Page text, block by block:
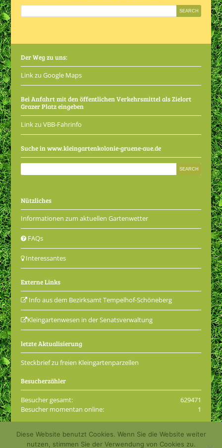
Der Weg zu uns:
Link zu Google Maps
Bei Anfahrt mit den öffentlichen Verkehrsmittel als Zielort
Grazer Platz eingeben
Link zu VBB-Fahrinfo
Suche in www.kleingartenkolonie-gruene-aue.de
Nützliches
Informationen zum aktuellen Gartenwetter
FAQs
Interessantes
Externe Links
Info aus dem Bezirksamt Tempelhof-Schöneberg
Kleingartenwesen in der Senatsverwaltung
letzte Aktualisierung
Steckbrief zu freien Kleingartenparzellen
Besucherzähler
629471
Besucher gesamt:
1
Besucher momentan online:
© 2001 - 2026 Kleingartenkolonie Grüne Aue e.V.
Diese Website benutzt Cookies. Wenn Sie die Website weiter
nutzen, stimmen Sie der Verwendung von Cookies zu.